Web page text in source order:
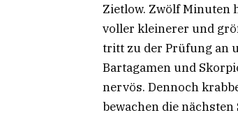
Zietlow. Zwölf Minuten
voller kleinerer und
tritt zu der Prüfung an
Bartagamen und
nervös. Dennoch
bewachen die nächsten